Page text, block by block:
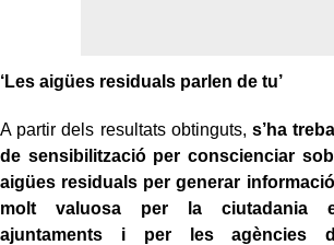
‘Les aigües residuals parlen de tu’
A partir dels resultats obtinguts, s’ha
de sensibilització per conscienciar
aigües residuals per generar
molt valuosa per la ciutadania
ajuntaments i per les agències